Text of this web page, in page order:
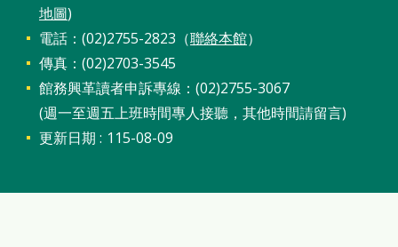
我
們
地圖)
電話：(02)2755-2823（聯絡本館）
傳真：(02)2703-3545
館務興革讀者申訴專線：(02)2755-3067
(週一至週五上班時間專人接聽，其他時間請留言)
更新日期
115-08-09